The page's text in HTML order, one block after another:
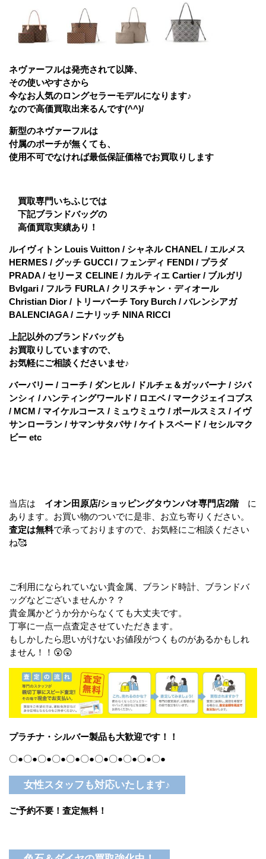
ネヴァーフルは発売されて以降、
その使いやすさから
今なお人気のロングセラーモデルになります♪
なので高価買取出来るんです(^^)/
新型のネヴァーフルは
付属のポーチが無くても、
使用不可でなければ最低保証価格でお買取りします
買取専門いちふじでは
下記ブランドバッグの
高価買取実績あり！
ルイヴィトン Louis Vuitton / シャネル CHANEL / エルメス
HERMES / グッチ GUCCI / フェンディ FENDI / プラダ
PRADA / セリーヌ CELINE / カルティエ Cartier / ブルガリ
Bvlgari / フルラ FURLA / クリスチャン・ディオール
Christian Dior / トリーバーチ Tory Burch / バレンシアガ
BALENCIAGA / ニナリッチ NINA RICCI
上記以外のブランドバッグも
お買取りしていますので、
お気軽にご相談くださいませ♪
バーバリー / コーチ / ダンヒル / ドルチェ＆ガッバーナ / ジバ
ンシィ / ハンティングワールド / ロエベ / マークジェイコブス
/ MCM / マイケルコース / ミュウミュウ / ポールスミス / イヴ
サンローラン / サマンサタバサ / ケイトスペード / セシルマク
ビー etc
当店は イオン田原店/ショッピングタウンパオ専門店2階に
あります。お買い物のついでに是非、お立ち寄りください。
査定は無料で承っておりますので、お気軽にご相談ください
ね🥰
ご利用になられていない貴金属、ブランド時計、ブランドバ
ッグなどございませんか？？
貴金属かどうか分からなくても大丈夫です。
丁寧に一点一点査定させていただきます。
もしかしたら思いがけないお値段がつくものがあるかもしれ
ません！！😲😲
プラチナ・シルバー製品も大歓迎です！！
〇●〇●〇●〇●〇●〇●〇●〇●〇●〇●〇●
女性スタッフも対応いたします♪
ご予約不要！査定無料！